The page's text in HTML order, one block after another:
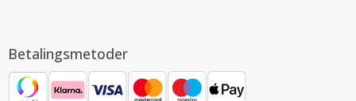
Betalingsmetoder